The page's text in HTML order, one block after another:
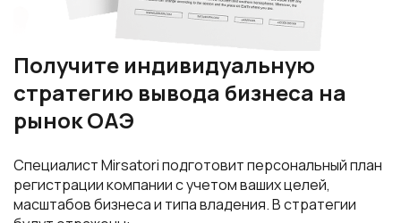
Получите индивидуальную
стратегию вывода бизнеса на
рынок ОАЭ
Специалист Mirsatori подготовит персональный план
регистрации компании с учетом ваших целей,
масштабов бизнеса и типа владения. В стратегии